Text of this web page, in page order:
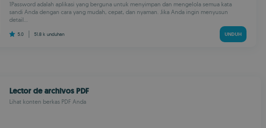
1Password adalah aplikasi yang berguna untuk menyimpan dan mengelola semua kata
sandi Anda dengan cara yang mudah, cepat, dan nyaman. Jika Anda ingin menyusun
detail...
5.0 51.8 k unduhan UNDUH
Lector de archivos PDF
Lihat konten berkas PDF Anda